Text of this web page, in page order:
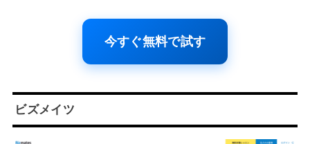
今すぐ無料で試す
ビズメイツ